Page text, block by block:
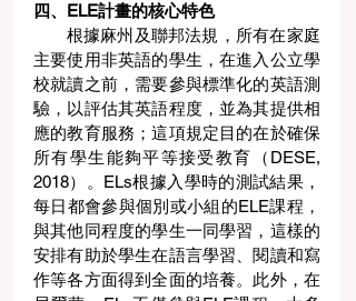
四、ELE計畫的核心特色
根據麻州及聯邦法規，所有在家庭
主要使用非英語的學生，在進入公立學
校就讀之前，需要參與標準化的英語測
驗，以評估其英語程度，並為其提供相
應的教育服務；這項規定目的在於確保
所有學生能夠平等接受教育（DESE,
2018）。ELs根據入學時的測試結果，
每日都會參與個別或小組的ELE課程，
與其他同程度的學生一同學習，這樣的
安排有助於學生在語言學習、閱讀和寫
作等各方面得到全面的培養。此外，在